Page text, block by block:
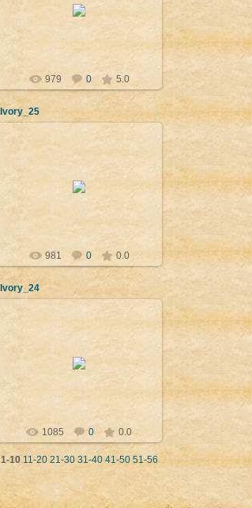
финикийски стил- IX-VII в. пр. н.е.
Нимрус (Калху). Филаделфия,
University of Pennsylvania Mus...
Admin
979 0 5.0
Ivory_25
09.04.2012
Крава ближе своето теленце,
сирийски стил - IX-VIII в. пр. н.е.
Нимруд (Калху). Ню Йорк,
Metropolitan Museum of art.
Admin
981 0 0.0
Ivory_24
09.04.2012
Крилат сфинкс (керуб),
финикийски стил - VIII-VII в. пр.
н.е. Нимруд (Калху). Лондон, British
Admin
1085 0 0.0
1-10 11-20 21-30 31-40 41-50 51-56